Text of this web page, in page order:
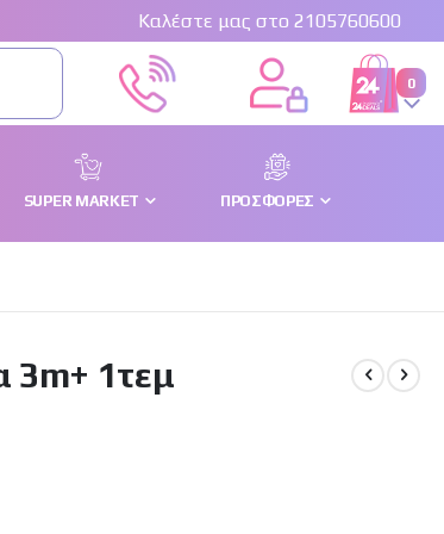
Καλέστε μας στο 2105760600
Cart
0
SUPER MARKET ΠΡΟΣΦΟΡΈΣ
3m+ 1τεμ